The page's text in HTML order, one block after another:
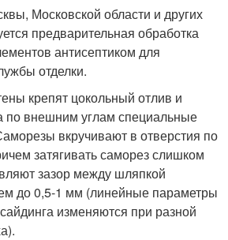
Московской области и других
предварительная обработка
антисептиком для
отделки.
крепят цокольный отлив и
по внешним углам специальные
вкручивают в отверстия по
затягивать саморез слишком
зазор между шляпкой
до 0,5-1 мм (линейные параметры
изменяются при разной